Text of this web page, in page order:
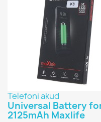
ПОКАЗАТЬ ТОВАРЫ
Telefoni akud
Universal Battery for
2125mAh Maxlife